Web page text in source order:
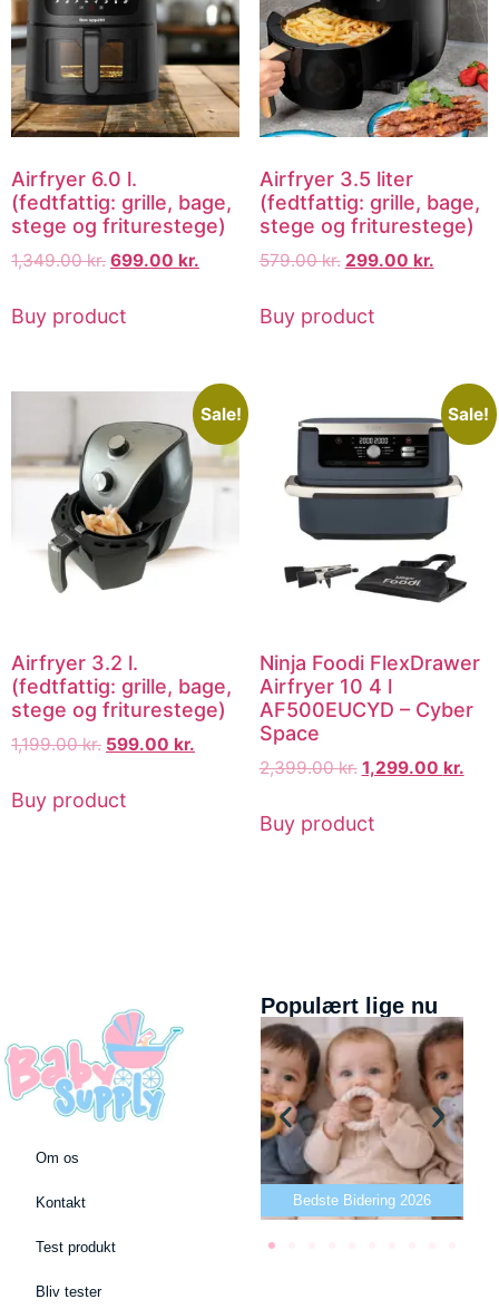
Airfryer 6.0 l.
(fedtfattig: grille, bage,
stege og friturestege)
1,349.00kr. 699.00 kr.
Buy product
Airfryer 3.5 liter
(fedtfattig: grille, bage,
stege og friturestege)
579.00kr. 299.00 kr.
Buy product
Sale!
Airfryer 3.2 l.
(fedtfattig: grille, bage,
stege og friturestege)
1,199.00kr. 599.00 kr.
Buy product
Sale!
Ninja Foodi FlexDrawer
Airfryer 10 4 l
AF500EUCYD – Cyber
Space
2,399.00kr. 1,299.00 kr.
Buy product
Om os
Kontakt
Test produkt
Bliv tester
Populært lige nu
Bedste puslepude 2026 Bedste Bidering 2026